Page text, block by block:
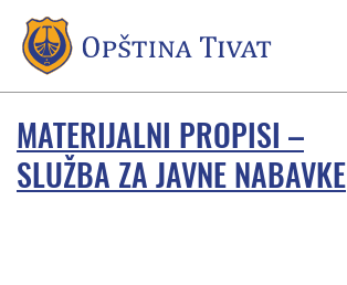
MATERIJALNI PROPISI –
SLUŽBA ZA JAVNE NABAVKE